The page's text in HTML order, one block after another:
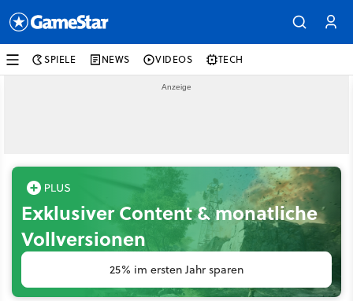
SPIELE NEWS VIDEOS TECH
Exklusiver Content & monatliche
Vollversionen
25% im ersten Jahr sparen